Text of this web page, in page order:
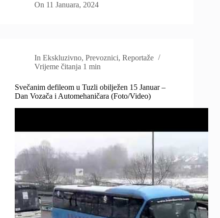
On 11 Januara, 2024
In Ekskluzivno,Prevoznici,Reportaže
Vrijeme čitanja 1 min
Svečanim defileom u Tuzli obilježen 15 Januar –
Dan Vozača i Automehaničara (Foto/Video)